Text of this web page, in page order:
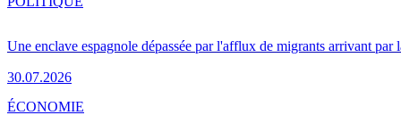
Une enclave espagnole dépassée par l'afflux de migrants arrivant par
30.07.2026
ÉCONOMIE